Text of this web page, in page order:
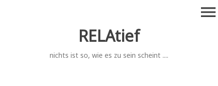
RELAtief
nichts ist so, wie es zu sein scheint ....
menu